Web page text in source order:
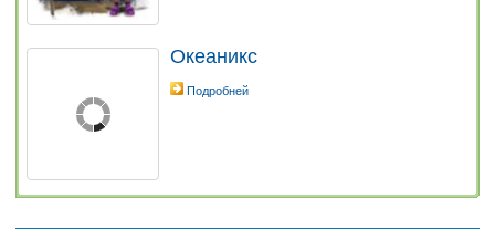
Океаникс
Подробней